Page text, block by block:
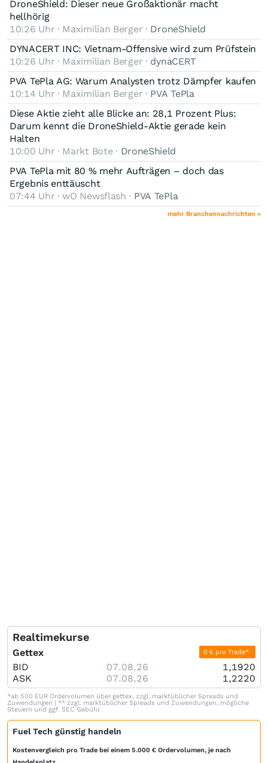
DroneShield: Dieser neue Großaktionär macht
hellhörig
10:26 Uhr · Maximilian Berger · DroneShield
DYNACERT INC: Vietnam-Offensive wird zum Prüfstein
10:26 Uhr · Maximilian Berger · dynaCERT
PVA TePla AG: Warum Analysten trotz Dämpfer kaufen
10:14 Uhr · Maximilian Berger · PVA TePla
Diese Aktie zieht alle Blicke an: 28,1 Prozent Plus:
Darum kennt die DroneShield-Aktie gerade kein
Halten
10:00 Uhr · Markt Bote · DroneShield
PVA TePla mit 80 % mehr Aufträgen – doch das
Ergebnis enttäuscht
07:44 Uhr · wO Newsflash · PVA TePla
mehr Branchennachrichten »
Realtimekurse
Gettex 0 € pro Trade*
BID 07.08.26
1,1920
ASK
07.08.26 1,2220
*ab 500 EUR Ordervolumen über gettex, zzgl. marktüblicher Spreads und
Zuwendungen | ** zzgl. marktüblicher Spreads und Zuwendungen, mögliche
Steuern und ggf. SEC Gebühr
Fuel Tech günstig handeln
Kostenvergleich pro Trade bei einem 5.000 € Ordervolumen, je nach